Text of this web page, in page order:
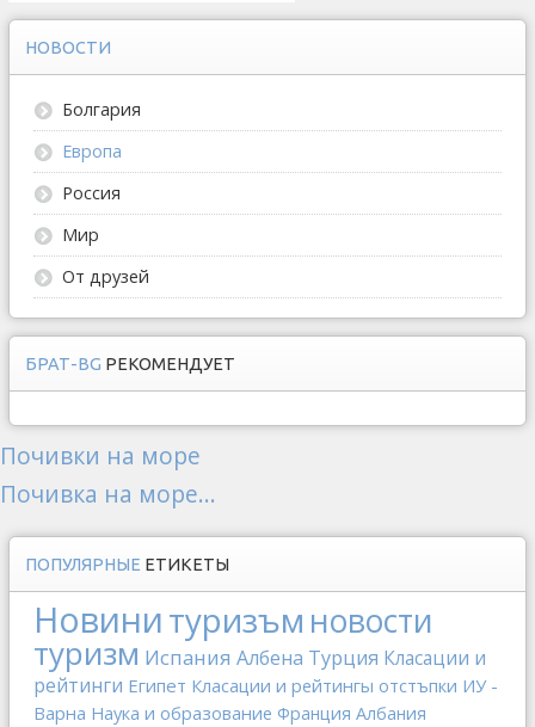
НОВОСТИ
Болгария
Европа
Россия
Мир
От друзей
БРАТ-BG РЕКОМЕНДУЕТ
Почивки на море
Почивка на море...
ПОПУЛЯРНЫЕ ЕТИКЕТЫ
Новинитуризъм новости
туризм Испания Албена Турция Класации и
рейтинги Египет Класации и рейтингы отстъпки ИУ -
Варна Наука и образование Франция Албания